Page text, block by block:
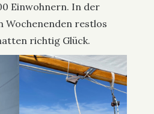
Einwohnern. In der
Wochenenden restlos
richtig Glück.